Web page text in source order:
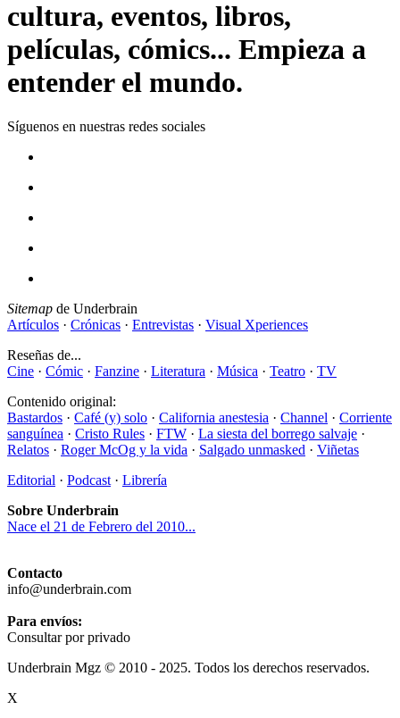
cultura, eventos, libros,
películas, cómics... Empieza a
entender el mundo.
Síguenos en nuestras redes sociales
Sitemap de Underbrain
Artículos · Crónicas · Entrevistas · Visual Xperiences
Reseñas de...
Cine · Cómic · Fanzine · Literatura · Música · Teatro · TV
Contenido original:
Bastardos · Café (y) solo · California anestesia · Channel · Corriente
sanguínea · Cristo Rules · FTW · La siesta del borrego salvaje ·
Relatos · Roger McOg y la vida · Salgado unmasked · Viñetas
Editorial · Podcast · Librería
Sobre Underbrain
Nace el 21 de Febrero del 2010...
Contacto
info@underbrain.com
Para envíos:
Consultar por privado
Underbrain Mgz © 2010 - 2025. Todos los derechos reservados.
X